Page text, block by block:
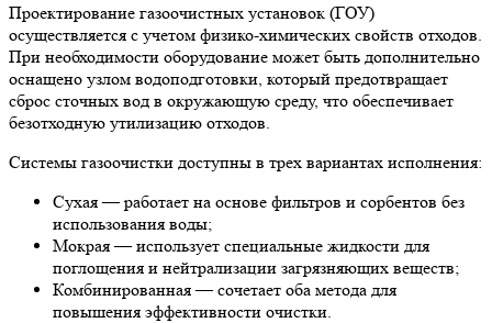
Проектирование газоочистных установок (ГОУ)
осуществляется с учетом физико-химических свойств отходов.
При необходимости оборудование может быть дополнительно
оснащено узлом водоподготовки, который предотвращает
сброс сточных вод в окружающую среду, что обеспечивает
безотходную утилизацию отходов.
Системы газоочистки доступны в трех вариантах исполнения:
Сухая — работает на основе фильтров и сорбентов без
использования воды;
Мокрая — использует специальные жидкости для
поглощения и нейтрализации загрязняющих веществ;
Комбинированная — сочетает оба метода для
повышения эффективности очистки.